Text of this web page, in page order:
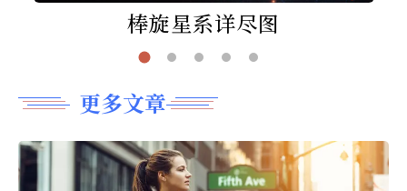
棒旋星系详尽图
更多文章